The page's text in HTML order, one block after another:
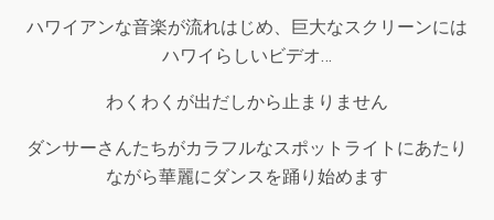
ハワイアンな音楽が流れはじめ、巨大なスクリーンには
ハワイらしいビデオ…
わくわくが出だしから止まりません
ダンサーさんたちがカラフルなスポットライトにあたり
ながら華麗にダンスを踊り始めます